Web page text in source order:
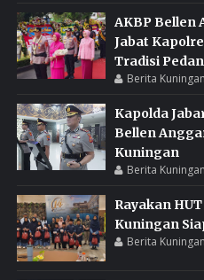
AKBP Bellen
Jabat
Tradisi
Berita Kuningan
Kapolda
Bellen
Kuningan
Berita Kuningan
Rayakan
Kuningan
Berita Kuningan